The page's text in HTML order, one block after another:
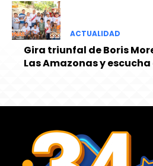
ACTUALIDAD
Gira triunfal de Boris
Las Amazonas y